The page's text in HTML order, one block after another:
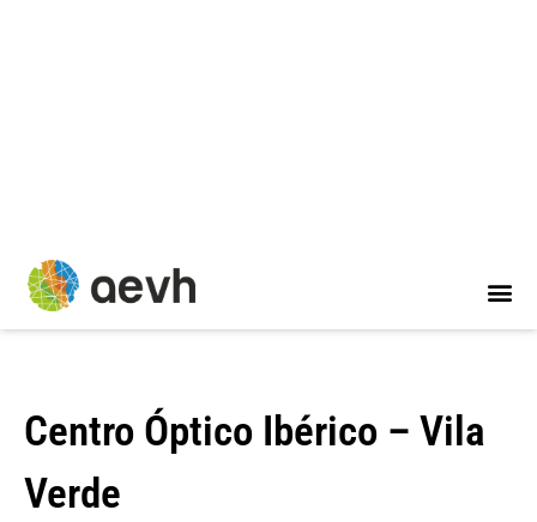
Centro Óptico Ibérico – Vila
Verde